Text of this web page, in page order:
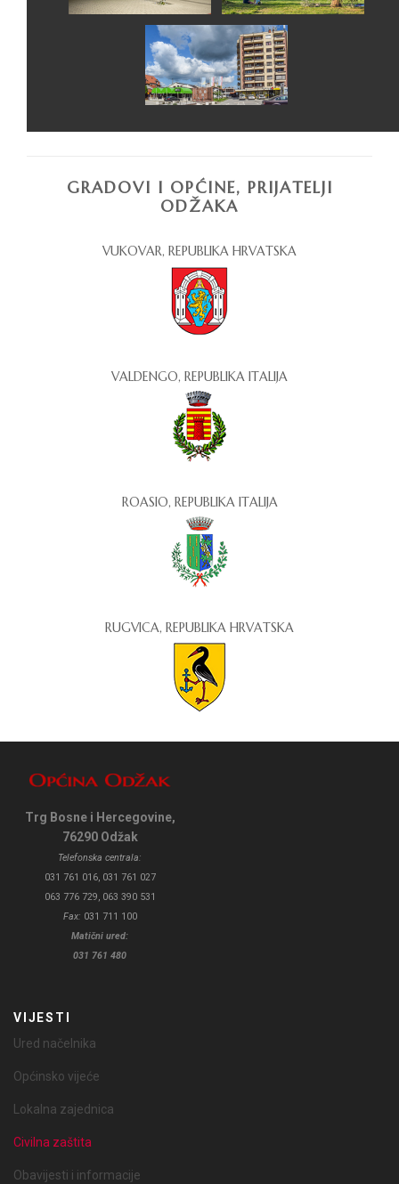
GRADOVI I OPĆINE, PRIJATELJI
ODŽAKA
VUKOVAR, REPUBLIKA HRVATSKA
VALDENGO, REPUBLIKA ITALIJA
ROASIO, REPUBLIKA ITALIJA
RUGVICA, REPUBLIKA HRVATSKA
Trg Bosne i Hercegovine,
76290 Odžak
Telefonska centrala:
031 761 016, 031 761 027
063 776 729, 063 390 531
Fax: 031 711 100
Matični ured:
031 761 480
VIJESTI
Ured načelnika
Općinsko vijeće
Lokalna zajednica
Civilna zaštita
Obavijesti i informacije